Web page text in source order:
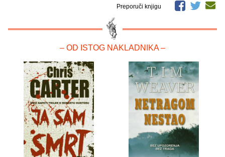
Preporuči knjigu
– OD ISTOG NAKLADNIKA –